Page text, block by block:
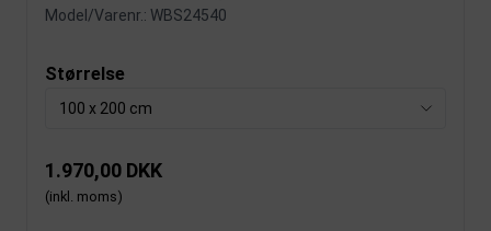
Model/Varenr.: WBS24540
Størrelse
100 x 200 cm
1.970,00 DKK
(inkl. moms)